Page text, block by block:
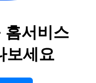
홈서비스
보세요